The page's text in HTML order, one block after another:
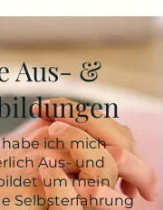
Aus- &
ich mich
Aus- und
um mein
Selbsterfahrung